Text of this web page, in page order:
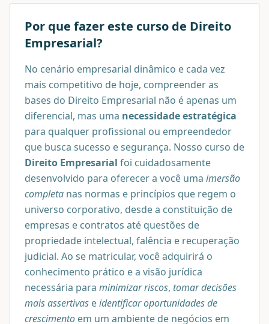
Por que fazer este curso de Direito
Empresarial?
No cenário empresarial dinâmico e cada vez
mais competitivo de hoje, compreender as
bases do Direito Empresarial não é apenas um
diferencial, mas uma necessidade estratégica
para qualquer profissional ou empreendedor
que busca sucesso e segurança. Nosso curso de
Direito Empresarial foi cuidadosamente
desenvolvido para oferecer a você uma imersão
completa nas normas e princípios que regem o
universo corporativo, desde a constituição de
empresas e contratos até questões de
propriedade intelectual, falência e recuperação
judicial. Ao se matricular, você adquirirá o
conhecimento prático e a visão jurídica
necessária para minimizar riscos, tomar decisões
mais assertivas eidentificar oportunidades de
crescimento em um ambiente de negócios em